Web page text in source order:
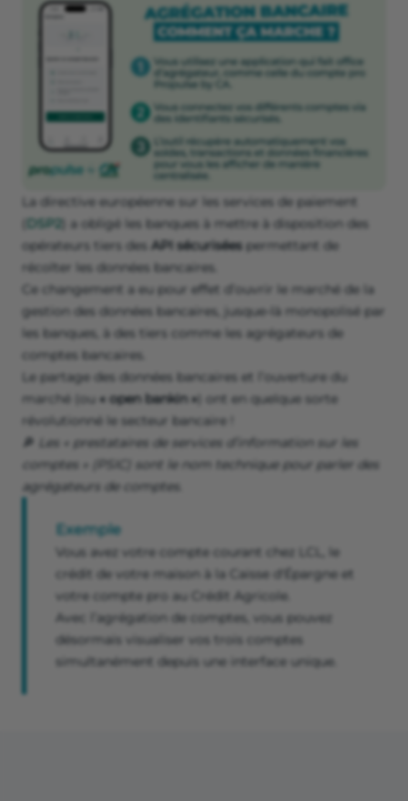
La directive européenne sur les services de paiement
DSP2
) a obligé les banques à mettre à disposition des
opérateurs tiers des API sécurisées permettant de
récolter les données bancaires.
Ce changement a eu pour effet d’ouvrir le marché de la
gestion des données bancaires, jusque-là monopolisé par
les banques, à des tiers comme les agrégateurs de
comptes bancaires.
Le partage des données bancaires et l’ouverture du
marché (ou « open bankin »)
ont en quelque sorte
révolutionné le secteur bancaire !
🔎
Les « prestataires de services d’information sur les
comptes »
(PSIC) sont le nom technique pour parler des
agrégateurs de comptes.
Exemple
Vous avez votre compte courant chez LCL, le
crédit de votre maison à la Caisse d'Épargne et
votre compte pro au Crédit Agricole.
Avec l’agrégation de comptes, vous pouvez
désormais visualiser vos trois comptes
simultanément depuis une interface unique.